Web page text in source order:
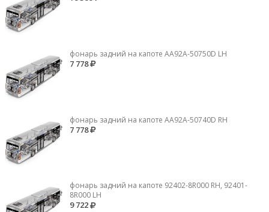
фонарь задний на капоте AA92A-50750D LH
7 778
фонарь задний на капоте AA92A-50740D RH
7 778
фонарь задний на капоте 92402-8R000 RH, 92401-
8R000 LH
9 722